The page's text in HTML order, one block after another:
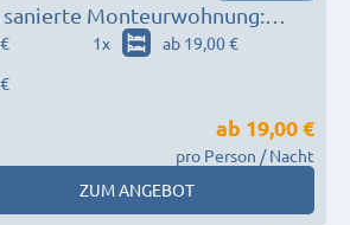
sanierte Monteurwohnung:
WLAN + Vollausstattung
1x
ab 19,00 €
ab 19,00 €
pro Person / Nacht
ZUM ANGEBOT